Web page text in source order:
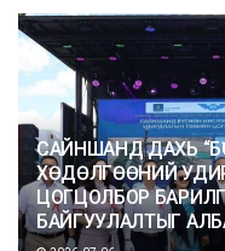
САЙНШАНД ДАХЬ
ХӨДӨЛГӨӨНИЙ
ЦОГЦОЛБОР
БАЙГУУЛАЛТЫГ